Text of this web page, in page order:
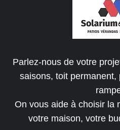
Parlez-nous de votre
saisons, toit permanent,
On vous aide à choisir la
votre maison, votre